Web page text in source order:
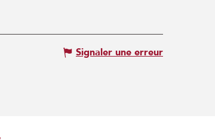
Signaler une erreur